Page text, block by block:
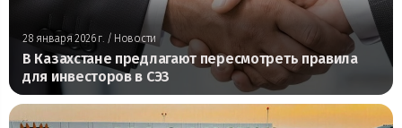
28 января 2026 г./ Новости
В Казахстане предлагают пересмотреть правила
для инвесторов в СЭЗ